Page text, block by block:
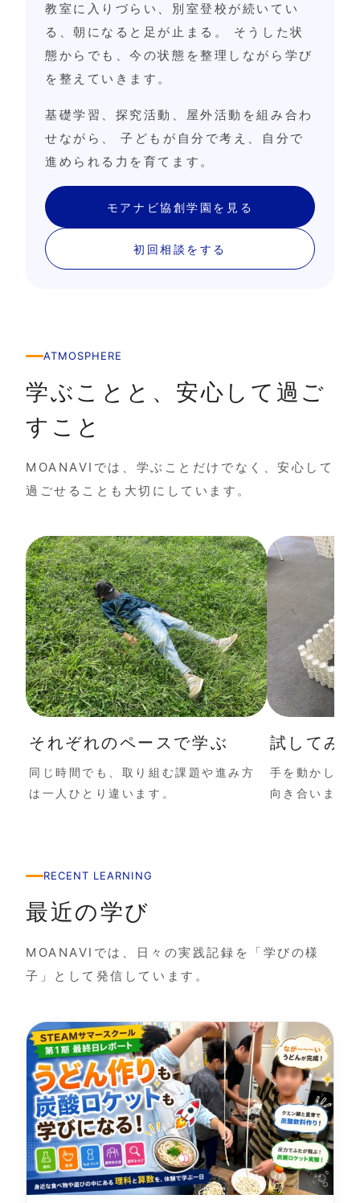
教室に入りづらい、別室登校が続いてい
る、朝になると足が止まる。 そうした状
態からでも、今の状態を整理しながら学び
を整えていきます。
基礎学習、探究活動、屋外活動を組み合わ
せながら、 子どもが自分で考え、自分で
進められる力を育てます。
モアナビ協創学園を見る
初回相談をする
ATMOSPHERE
学ぶことと、安心して過ご
すこと
MOANAVIでは、学ぶことだけでなく、安心して
過ごせることも大切にしています。
それぞれのペースで学ぶ
同じ時間でも、取り組む課題や進み方
は一人ひとり違います。
試してみる
手を動かしな
向き合います
RECENT LEARNING
最近の学び
MOANAVIでは、日々の実践記録を「学びの様
子」として発信しています。